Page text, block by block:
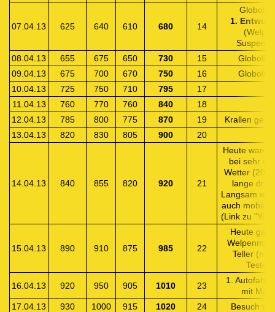
07.04.13 625 640 610 680 14
Globoli
1.
08.04.13
655 675 650 730 15 Globoli
09.04.13
675 700 670 750 16 Globoli
10.04.13
725 750 710 795
17
11.04.13
760 770 760 840
18
12.04.13
785 800 775 870 19
Krallen
13.04.13
820 830 805 900 20
14.04.13 840 855 820 920 21
Heute waren
bei sehr
Wetter (20
lange
Langsam
auch mobil
(Link zu "You
15.04.13 890 910 875 985 22
Heute
Teller (nur
16.04.13 920 950 905 1010 23
1. Autofahrt
mit
17.04.13
930 1000 915 1020 24 Besuch